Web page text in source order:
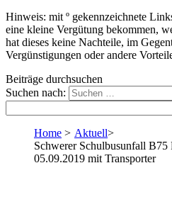
Hinweis: mit º gekennzeichnete
eine kleine Vergütung bekommen,
hat dieses keine Nachteile, im
Vergünstigungen oder andere
Beiträge durchsuchen
Suchen nach:
Home > Aktuell>
Schwerer Schulbusunfall
05.09.2019 mit Transporter